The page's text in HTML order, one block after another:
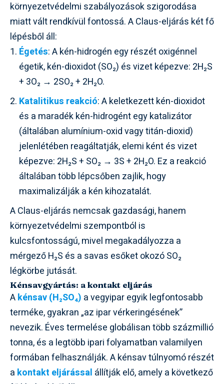
környezetvédelmi szabályozások szigorodása
miatt vált rendkívül fontossá. A Claus-eljárás két fő
lépésből áll:
Égetés: A kén-hidrogén egy részét oxigénnel
égetik, kén-dioxidot (SO₂) és vizet képezve: 2H₂S
+ 3O₂ → 2SO₂ + 2H₂O.
Katalitikus reakció: A keletkezett kén-dioxidot
és a maradék kén-hidrogént egy katalizátor
(általában alumínium-oxid vagy titán-dioxid)
jelenlétében reagáltatják, elemi ként és vizet
képezve: 2H₂S + SO₂ → 3S + 2H₂O. Ez a reakció
általában több lépcsőben zajlik, hogy
maximalizálják a kén kihozatalát.
A Claus-eljárás nemcsak gazdasági, hanem
környezetvédelmi szempontból is
kulcsfontosságú, mivel megakadályozza a
mérgező H₂S és a savas esőket okozó SO₂
légkörbe jutását.
Kénsavgyártás: a kontakt eljárás
Akénsav (H₂SO₄) a vegyipar egyik legfontosabb
terméke, gyakran „az ipar vérkeringésének”
nevezik. Éves termelése globálisan több százmillió
tonna, és a legtöbb ipari folyamatban valamilyen
formában felhasználják. A kénsav túlnyomó részét
a kontakt eljárással állítják elő, amely a következő